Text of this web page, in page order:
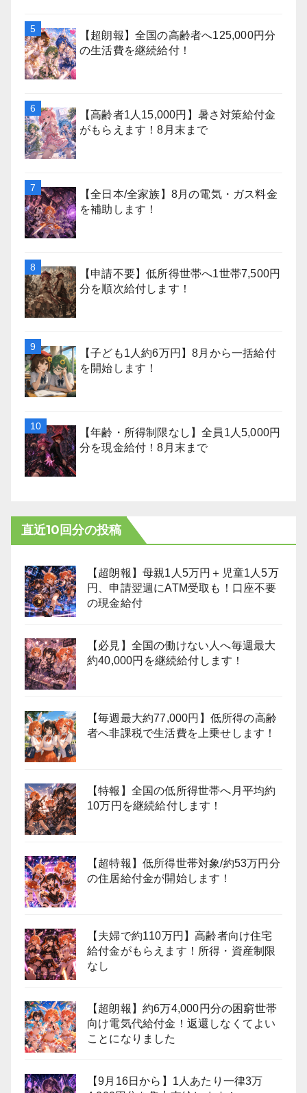
【超朗報】全国の高齢者へ125,000円分
の生活費を継続給付！
【高齢者1人15,000円】暑さ対策給付金
がもらえます！8月末まで
【全日本/全家族】8月の電気・ガス料金
を補助します！
【申請不要】低所得世帯へ1世帯7,500円
分を順次給付します！
【子ども1人約6万円】8月から一括給付
を開始します！
【年齢・所得制限なし】全員1人5,000円
分を現金給付！8月末まで
直近10回分の投稿
【超朗報】母親1人5万円＋児童1人5万
円、申請翌週にATM受取も！口座不要
の現金給付
【必見】全国の働けない人へ毎週最大
約40,000円を継続給付します！
【毎週最大約77,000円】低所得の高齢
者へ非課税で生活費を上乗せします！
【特報】全国の低所得世帯へ月平均約
10万円を継続給付します！
【超特報】低所得世帯対象/約53万円分
の住居給付金が開始します！
【夫婦で約110万円】高齢者向け住宅
給付金がもらえます！所得・資産制限
なし
【超朗報】約6万4,000円分の困窮世帯
向け電気代給付金！返還しなくてよい
ことになりました
【9月16日から】1人あたり一律3万